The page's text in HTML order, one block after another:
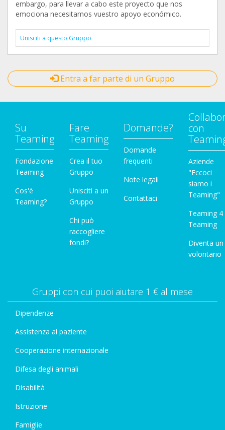
embargo, para llevar a cabo este proyecto que nos
emociona necesitamos vuestro apoyo económico.
Unisciti a questo Gruppo
Entra a far parte di un Gruppo
Su
Teaming
Fondazione
Teaming
Cos'è
Teaming?
Fare
Teaming
Crea il tuo
Gruppo
Unisciti a un
Gruppo
Chi può
raccogliere
fondi?
Domande?
Domande
frequenti
Note legali
Contattaci
con
Aziende
"Eccoci
siamo i
Teaming"
Teaming 4
Teaming
Diventa un
volontario
Gruppi con cui puoi aiutare 1 € al mese
Dipendenze
Assistenza al paziente
Cooperazione internazionale
Difesa degli animali
Disabilità
Istruzione
Famiglie